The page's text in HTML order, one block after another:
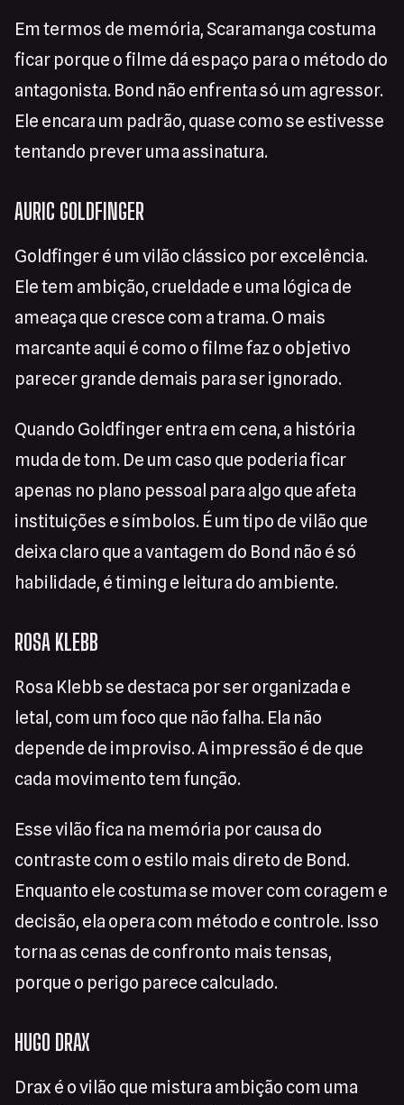
Em termos de memória, Scaramanga costuma
ficar porque o filme dá espaço para o método do
antagonista. Bond não enfrenta só um agressor.
Ele encara um padrão, quase como se estivesse
tentando prever uma assinatura.
AURIC GOLDFINGER
Goldfinger é um vilão clássico por excelência.
Ele tem ambição, crueldade e uma lógica de
ameaça que cresce com a trama. O mais
marcante aqui é como o filme faz o objetivo
parecer grande demais para ser ignorado.
Quando Goldfinger entra em cena, a história
muda de tom. De um caso que poderia ficar
apenas no plano pessoal para algo que afeta
instituições e símbolos. É um tipo de vilão que
deixa claro que a vantagem do Bond não é só
habilidade, é timing e leitura do ambiente.
ROSA KLEBB
Rosa Klebb se destaca por ser organizada e
letal, com um foco que não falha. Ela não
depende de improviso. A impressão é de que
cada movimento tem função.
Esse vilão fica na memória por causa do
contraste com o estilo mais direto de Bond.
Enquanto ele costuma se mover com coragem e
decisão, ela opera com método e controle. Isso
torna as cenas de confronto mais tensas,
porque o perigo parece calculado.
HUGO DRAX
Drax é o vilão que mistura ambição com uma